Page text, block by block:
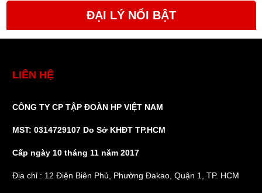
ĐẠI LÝ NỔI BẬT
LIÊN HỆ
CÔNG TY CP TẬP ĐOÀN HP VIỆT NAM
MST: 0314729107 Do Sở KHĐT TP.HCM
Cấp ngày 10 tháng 11 năm 2017
Địa chỉ : 12 Điện Biên Phủ, Phường Đakao, Quận 1, TP. HCM